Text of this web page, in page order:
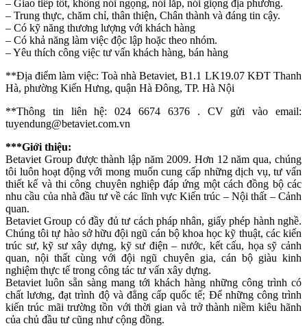
– Giao tiếp tốt, không nói ngọng, nói lắp, nói giọng địa phương.
– Trung thực, chăm chỉ, thân thiện, Chân thành và đáng tin cậy.
– Có kỹ năng thương lượng với khách hàng
– Có khả năng làm việc độc lập hoặc theo nhóm.
– Yêu thích công việc tư vấn khách hàng, bán hàng
**Địa điểm làm việc: Toà nhà Betaviet, B1.1 LK19.07 KĐT Thanh
Hà, phường Kiến Hưng, quận Hà Đông, TP. Hà Nội
**Thông tin liên hệ: 024 6674 6376 . CV gửi vào email:
tuyendung@betaviet.com.vn
***Giới thiệu:
Betaviet Group được thành lập năm 2009. Hơn 12 năm qua, chúng
tôi luôn hoạt động với mong muốn cung cấp những dịch vụ, tư vấn
thiết kế và thi công chuyên nghiệp đáp ứng một cách đồng bộ các
nhu cầu của nhà đầu tư về các lĩnh vực Kiến trúc – Nội thất – Cảnh
quan.
Betaviet Group có đầy đủ tư cách pháp nhân, giấy phép hành nghề.
Chúng tôi tự hào sở hữu đội ngũ cán bộ khoa học kỹ thuật, các kiến
trúc sư, kỹ sư xây dựng, kỹ sư điện – nước, kết cấu, họa sỹ cảnh
quan, nội thất cùng với đội ngũ chuyên gia, cán bộ giàu kinh
nghiệm thực tế trong công tác tư vấn xây dựng.
Betaviet luôn sẵn sàng mang tới khách hàng những công trình có
chất lương, đạt trình độ và đẳng cấp quốc tế; Để những công trình
kiến trúc mãi trường tồn với thời gian và trở thành niềm kiêu hãnh
của chủ đầu tư cũng như cộng đồng.